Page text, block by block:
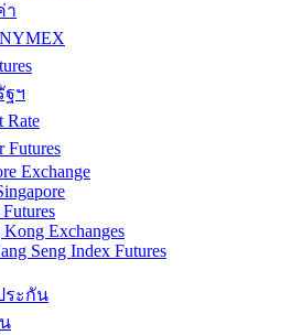
า
ฯ
Rate
Futures
Exchange
Exchanges
Seng Index Futures
ระกัน